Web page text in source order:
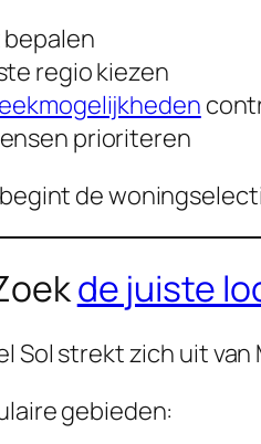
regio kiezen
prioriteren
de
de juiste
Sol strekt zich uit
gebieden: